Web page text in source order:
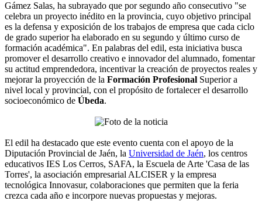
Gámez Salas, ha subrayado que por segundo año consecutivo "se
celebra un proyecto inédito en la provincia, cuyo objetivo principal
es la defensa y exposición de los trabajos de empresa que cada ciclo
de grado superior ha elaborado en su segundo y último curso de
formación académica". En palabras del edil, esta iniciativa busca
promover el desarrollo creativo e innovador del alumnado, fomentar
su actitud emprendedora, incentivar la creación de proyectos reales y
mejorar la proyección de la Formación Profesional Superior a
nivel local y provincial, con el propósito de fortalecer el desarrollo
socioeconómico de Úbeda.
El edil ha destacado que este evento cuenta con el apoyo de la
Diputación Provincial de Jaén, la Universidad de Jaén, los centros
educativos IES Los Cerros, SAFA, la Escuela de Arte 'Casa de las
Torres', la asociación empresarial ALCISER y la empresa
tecnológica Innovasur, colaboraciones que permiten que la feria
crezca cada año e incorpore nuevas propuestas y mejoras.